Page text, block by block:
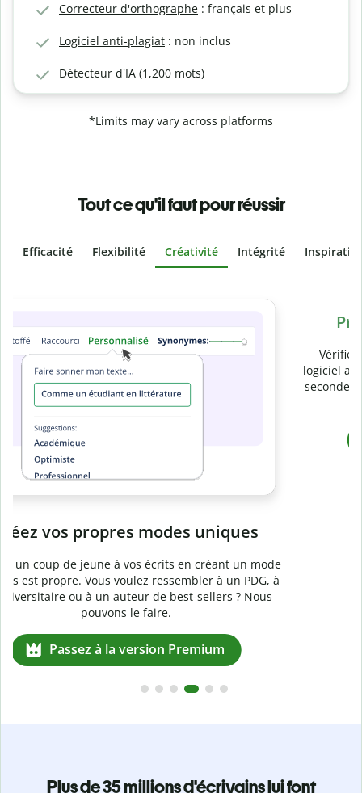
Correcteur d'orthographe : français et plus
Logiciel anti-plagiat : non inclus
Détecteur d'IA (1,200 mots)
*Limits may vary across platforms
Tout ce qu'il faut pour réussir
Efficacité Flexibilité Créativité Intégrité
Vérifiez que vos écrits sont 100 % les vôtres grâce au
logiciel anti-plagiat. Analysez votre document en quelques
secondes et identifiez les citations manquantes dans plus
de 100 langues.
Plus de 35 millions d'écrivains lui font